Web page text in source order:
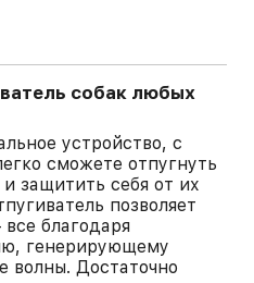
собак любых
устройство, с
сможете отпугнуть
защитить себя от их
позволяет
благодаря
генерирующему
волны. Достаточно